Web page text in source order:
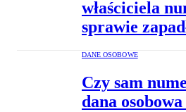
właściciela
sprawie
DANE OSOBOWE
Czy sam
dana